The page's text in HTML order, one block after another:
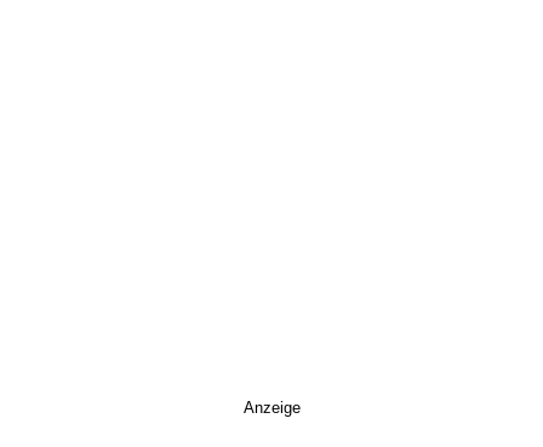
Anzeige